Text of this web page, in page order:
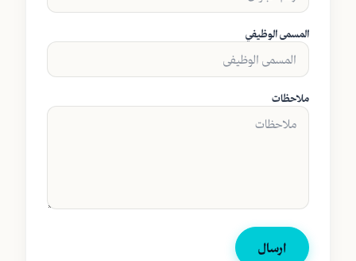
المسمى الوظيفي
ملاحظات
ارسال